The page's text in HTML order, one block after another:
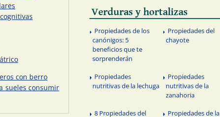
con berro
sueles consumir
Verduras y hortalizas
Propiedades de los
canónigos: 5
beneficios que te
sorprenderán
Propiedades del
chayote
Propiedades
nutritivas de la lechuga
Propiedades
nutritivas de la
zanahoria
8 Propiedades del
Propiedades de la